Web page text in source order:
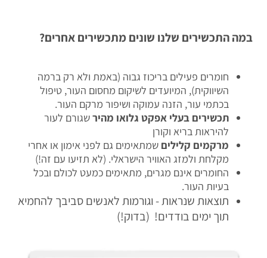
במה התכשירים שלנו שונים מתכשירים אחרים?
חומרים פעילים בריכוז גבוה (באמת ולא רק ברמה
השיווקית), המיועדים לשיקום מחסום העור, טיפול
בכתמי עור, הזנה עמוקה ושיפור מרקם העור.
תכשירים בעלי אפקט גלואו מהירשגורם לעור
להיראות בריא וקורן
מרקמים קלילים שמתאימים גם לפני אימון או אחרי
מקלחת ולמזג האוויר הישראלי. (לא תזיעו עם זה!)
החומרים אינם מגרים, מתאימים כמעט לכולם ובכל
בעיות העור.
תוצאות שנראות - וגורמות לאנשים סביבך להחמיא
תוך ימים בודדים! (בדוק!)